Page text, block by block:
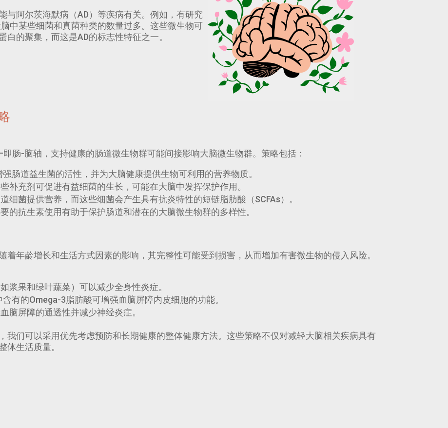
与阿尔茨海默病（AD）等疾病有关。例如，有研究
中某些细菌和真菌种类的数量过多。这些微生物可
的聚集，而这是AD的标志性特征之一。
肠-脑轴，支持健康的肠道微生物群可能间接影响大脑微生物群。策略包括：
强肠道益生菌的活性，并为大脑健康提供生物可利用的营养物质。
补充剂可促进有益细菌的生长，可能在大脑中发挥保护作用。
细菌提供营养，而这些细菌会产生具有抗炎特性的短链脂肪酸（SCFAs）。
的抗生素使用有助于保护肠道和潜在的大脑微生物群的多样性。
着年龄增长和生活方式因素的影响，其完整性可能受到损害，从而增加有害微生物的侵入风险。
浆果和绿叶蔬菜）可以减少全身性炎症。
有的Omega-3脂肪酸可增强血脑屏障内皮细胞的功能。
脑屏障的通透性并减少神经炎症。
我们可以采用优先考虑预防和长期健康的整体健康方法。这些策略不仅对减轻大脑相关疾病具有
体生活质量。